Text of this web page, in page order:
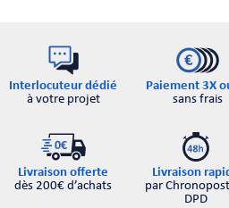
Interlocuteur dédié
à votre projet
Paiement 3X
sans frais
Livraison offerte
dès 200€ d’achats
Livraison
par
DPD